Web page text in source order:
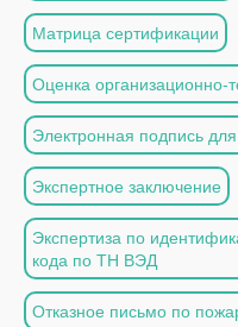
Матрица сертификации
Оценка организационно-
Электронная подпись
Экспертное заключение
Экспертиза по
кода по ТН ВЭД
Отказное письмо по